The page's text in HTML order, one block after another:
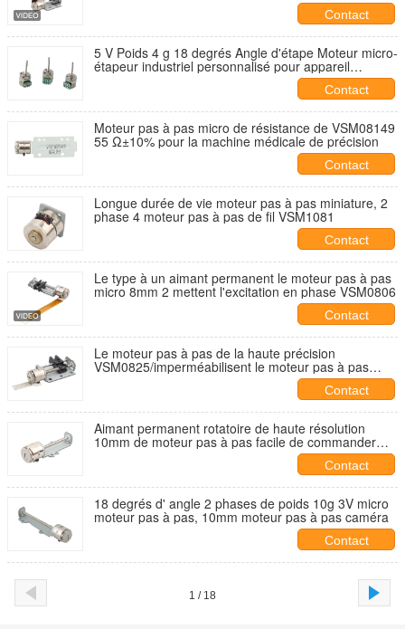
Contact
5 V Poids 4 g 18 degrés Angle d'étape Moteur micro-
étapeur industriel personnalisé pour appareil
Contact
Moteur pas à pas micro de résistance de VSM08149
55 Ω±10% pour la machine médicale de précision
Contact
Longue durée de vie moteur pas à pas miniature, 2
phase 4 moteur pas à pas de fil VSM1081
Contact
Le type à un aimant permanent le moteur pas à pas
micro 8mm 2 mettent l'excitation en phase VSM0806
Contact
Le moteur pas à pas de la haute précision
VSM0825/imperméabilisent le moteur pas à pas
Contact
Aimant permanent rotatoire de haute résolution
10mm de moteur pas à pas facile de commander
Contact
18 degrés d' angle 2 phases de poids 10g 3V micro
moteur pas à pas, 10mm moteur pas à pas caméra
Contact
1 / 18